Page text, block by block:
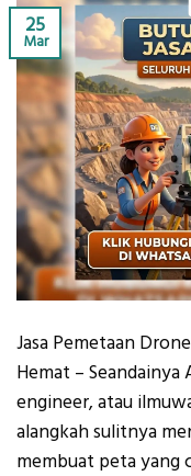
25
Mar
Jasa Pemetaan
Hemat –
engineer, atau
alangkah sulitnya
membuat peta yang